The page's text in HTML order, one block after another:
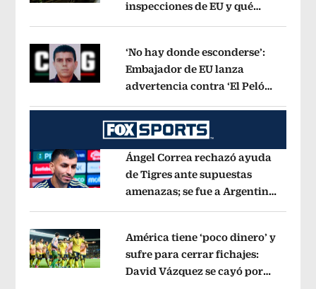
Opens in new windowinspecciones de EU y qué
Opens in new window
‘No hay donde esconderse’:
Embajador de EU lanza
advertencia contra ‘El Pelón’,
Opens in new window
Ángel Correa rechazó ayuda
de Tigres ante supuestas
amenazas; se fue a Argentina
Opens in new window
América tiene ‘poco dinero’ y
sufre para cerrar fichajes:
David Vázquez se cayó por